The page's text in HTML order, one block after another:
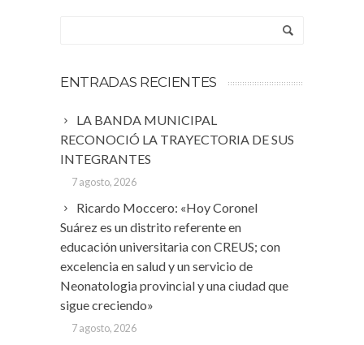
ENTRADAS RECIENTES
LA BANDA MUNICIPAL
RECONOCIÓ LA TRAYECTORIA DE SUS
INTEGRANTES
7 agosto, 2026
Ricardo Moccero: «Hoy Coronel
Suárez es un distrito referente en
educación universitaria con CREUS; con
excelencia en salud y un servicio de
Neonatologia provincial y una ciudad que
sigue creciendo»
7 agosto, 2026